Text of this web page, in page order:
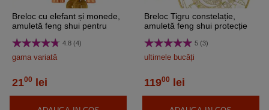
Breloc cu elefant și monede,
amuletă feng shui pentru
4.8 (4)
gama variată
2100 lei
Breloc Tigru constelație,
amuletă feng shui protecție
de motivație, metal solid alb,
10 cm
5 (3)
ultimele bucăți
11900 lei